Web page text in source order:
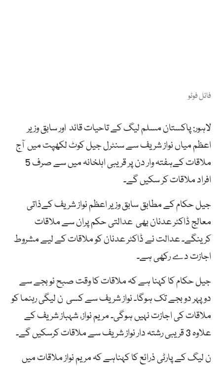
فائل فوٹو
لاہور: پاکستان مسلم لیگ کے تاحیات قائد اور سابق وزیر
اعظم میاں نواز شریف سے سنٹرل جیل کوٹ لکھپت میں آج
ملاقات کےہفتہ وار دن پر قریبی اہلخانہ میں سے صرف 5
افراد ملاقات کر سکیں گے۔
جیل حکام کے مطابق سابق وزیر اعظم نواز شریف کےذاتی
معالج ڈاکٹر عدنان بھی عدالتی حکم پران سے ملاقات
کرینگے۔ عدالت نے ڈاکٹر عدنان کو ملاقات کے لیے مشروط
اجازت دے رکھی ہے۔
جیل حکام کا کہنا ہے کہ ملاقات کا وقت صبح نو بجے سے
دوپہر دو بجے تک ہوگا۔ نواز شریف سے کسی ن لیگی رہنما کو
ملاقات کی اجازت نہیں ہوگی۔ مریم نواز، شہباز شریف کے
علاوہ 3 قریبی رشتہ دار نواز شریف سے ملاقات کرسکیں گے۔
ن لیگ کے پارٹی ذرائع کا کہناہے کہ مریم نواز ملاقات میں